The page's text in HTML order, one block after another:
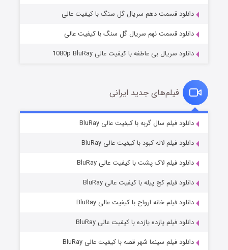
قسمت۷ (زیرنویس) منتشر شد
دانلود قسمت دهم سریال گل سنگ با کیفیت عالی
دانلود قسمت نهم سریال گل سنگ با کیفیت عالی
دانلود سریال بی عاطفه با کیفیت عالی 1080p BluRay
فیلم‌های جدید ایرانی
دانلود فیلم سال گربه با کیفیت عالی BluRay
دانلود فیلم لاله کبود با کیفیت عالی BluRay
دانلود فیلم لاک پشت با کیفیت عالی BluRay
دانلود فیلم کج‌ پیله با کیفیت عالی BluRay
دانلود فیلم خانه ارواح با کیفیت عالی BluRay
دانلود فیلم یازده یازده با کیفیت عالی BluRay
دانلود فیلم سینما شهر قصه با کیفیت عالی BluRay